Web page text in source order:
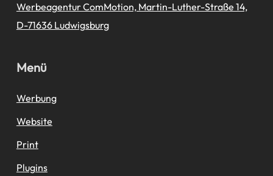
Werbeagentur ComMotion, Martin-Luther-Straße 14,
D-71636 Ludwigsburg
Menü
Werbung
Website
Print
Plugins